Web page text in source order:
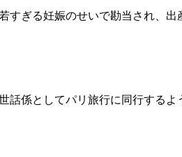
ぎる妊娠のせいで勘当され、
係としてパリ旅行に同行する